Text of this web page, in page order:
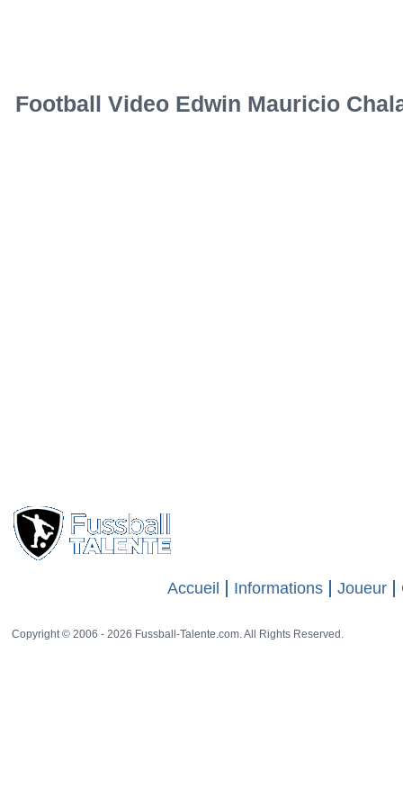
Football Video Edwin Mauricio
Accueil Informations Joueur
Copyright © 2006 - 2026 Fussball-Talente.com. All Rights Reserved.